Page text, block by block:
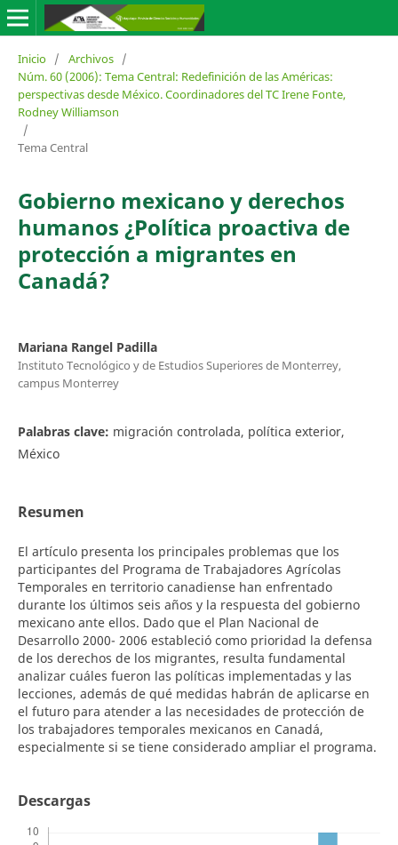
Inicio / Archivos /
Núm. 60 (2006): Tema Central: Redefinición de las Américas:
perspectivas desde México. Coordinadores del TC Irene Fonte,
Rodney Williamson
/
Tema Central
Gobierno mexicano y derechos
humanos ¿Política proactiva de
protección a migrantes en
Canadá?
Mariana Rangel Padilla
Instituto Tecnológico y de Estudios Superiores de Monterrey,
campus Monterrey
Palabras clave: migración controlada, política exterior,
México
Resumen
El artículo presenta los principales problemas que los
participantes del Programa de Trabajadores Agrícolas
Temporales en territorio canadiense han enfrentado
durante los últimos seis años y la respuesta del gobierno
mexicano ante ellos. Dado que el Plan Nacional de
Desarrollo 2000- 2006 estableció como prioridad la defensa
de los derechos de los migrantes, resulta fundamental
analizar cuáles fueron las políticas implementadas y las
lecciones, además de qué medidas habrán de aplicarse en
el futuro para atender a las necesidades de protección de
los trabajadores temporales mexicanos en Canadá,
especialmente si se tiene considerado ampliar el programa.
Descargas